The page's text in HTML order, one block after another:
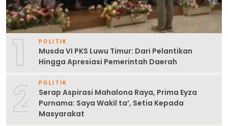
1 POLITIK
Musda VI PKS Luwu Timur: Dari Pelantikan
Hingga Apresiasi Pemerintah Daerah
2 POLITIK
Serap Aspirasi Mahalona Raya, Prima Eyza
Purnama: Saya Wakil ta’, Setia Kepada
Masyarakat